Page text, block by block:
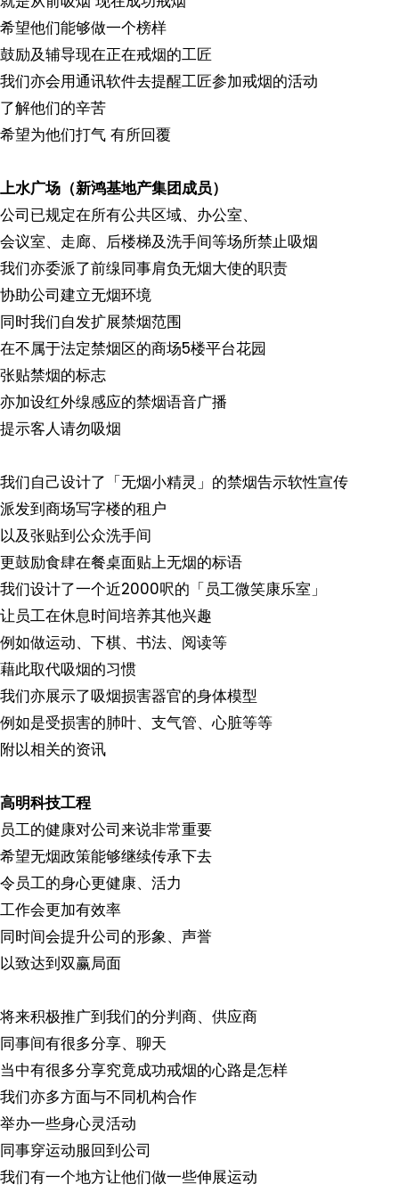
希望他们能够做一个榜样
鼓励及辅导现在正在戒烟的工匠
我们亦会用通讯软件去提醒工匠参加戒烟的活动
了解他们的辛苦
希望为他们打气 有所回覆
上水广场（新鸿基地产集团成员）
公司已规定在所有公共区域、办公室、
会议室、走廊、后楼梯及洗手间等场所禁止吸烟
我们亦委派了前缐同事肩负无烟大使的职责
协助公司建立无烟环境
同时我们自发扩展禁烟范围
在不属于法定禁烟区的商场5楼平台花园
张贴禁烟的标志
亦加设红外缐感应的禁烟语音广播
提示客人请勿吸烟
我们自己设计了「无烟小精灵」的禁烟告示软性宣传
派发到商场写字楼的租户
以及张贴到公众洗手间
更鼓励食肆在餐桌面贴上无烟的标语
我们设计了一个近2000呎的「员工微笑康乐室」
让员工在休息时间培养其他兴趣
例如做运动、下棋、书法、阅读等
藉此取代吸烟的习惯
我们亦展示了吸烟损害器官的身体模型
例如是受损害的肺叶、支气管、心脏等等
附以相关的资讯
高明科技工程
员工的健康对公司来说非常重要
希望无烟政策能够继续传承下去
令员工的身心更健康、活力
工作会更加有效率
同时间会提升公司的形象、声誉
以致达到双赢局面
将来积极推广到我们的分判商、供应商
同事间有很多分享、聊天
当中有很多分享究竟成功戒烟的心路是怎样
我们亦多方面与不同机构合作
举办一些身心灵活动
同事穿运动服回到公司
我们有一个地方让他们做一些伸展运动